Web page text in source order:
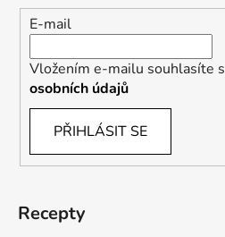
E-mail
Vložením e-mailu souhlasíte s
osobních údajů
PŘIHLÁSIT SE
Recepty